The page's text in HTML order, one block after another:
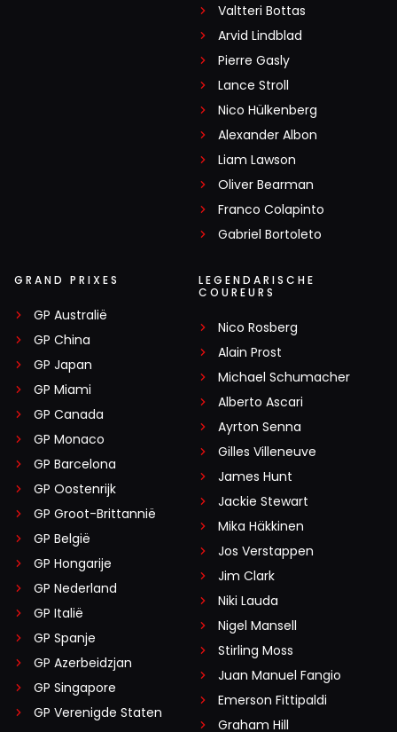
Valtteri Bottas
Arvid Lindblad
Pierre Gasly
Lance Stroll
Nico Hülkenberg
Alexander Albon
Liam Lawson
Oliver Bearman
Franco Colapinto
Gabriel Bortoleto
GRAND PRIXES
GP Australië
GP China
GP Japan
GP Miami
GP Canada
GP Monaco
GP Barcelona
GP Oostenrijk
GP Groot-Brittannië
GP België
GP Hongarije
GP Nederland
GP Italië
GP Spanje
GP Azerbeidzjan
GP Singapore
GP Verenigde Staten
LEGENDARISCHE
COUREURS
Nico Rosberg
Alain Prost
Michael Schumacher
Alberto Ascari
Ayrton Senna
Gilles Villeneuve
James Hunt
Jackie Stewart
Mika Häkkinen
Jos Verstappen
Jim Clark
Niki Lauda
Nigel Mansell
Stirling Moss
Juan Manuel Fangio
Emerson Fittipaldi
Graham Hill